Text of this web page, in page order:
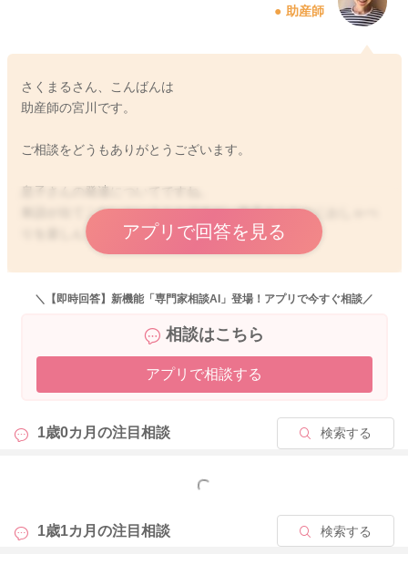
助産師
さくまるさん、こんばんは
助産師の宮川です。
ご相談をどうもありがとうございます。
息子さんの発達についてですね。
単語が出てこないということですが、息子さんなりにおしゃべ
りを楽しんでいることはあるのかなと思いました。
パチパチをするようになっているのですね。
息子さんなりにできることを増やせていることはあるのかなと
指差し、バイバイもやることに興味を持たないとやらないかと
思います。
やることで、面白いことがあるとわかると真似をしたりするこ
なので、同じようにやってもらいたいことがある時には、息子
もいいと思いますよ。
アプリで回答を見る
＼【即時回答】新機能「専門家相談AI」登場！アプリで今すぐ相談／
相談はこちら
アプリで相談する
1歳0カ月の注目相談 検索する
もっと見る
1歳1カ月の注目相談 検索する